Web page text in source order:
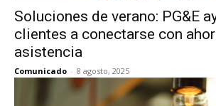
Soluciones de verano: PG&E
clientes a conectarse con
asistencia
Comunicado - 8 agosto, 2025